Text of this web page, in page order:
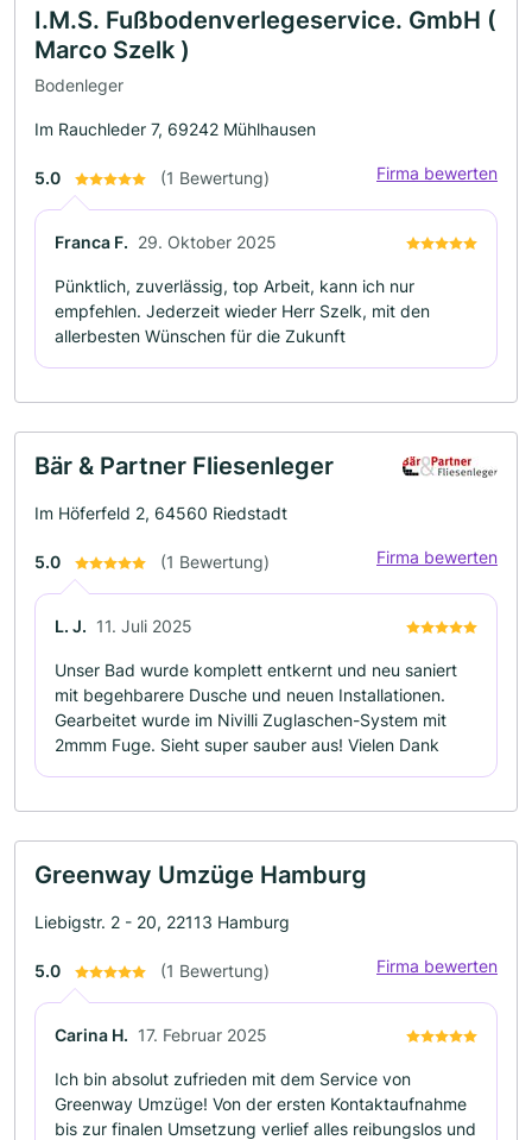
I.M.S. Fußbodenverlegeservice. GmbH (
Marco Szelk )
Bodenleger
Im Rauchleder 7, 69242 Mühlhausen
5.0 (1 Bewertung) Firma bewerten
Franca F. 29. Oktober 2025
Pünktlich, zuverlässig, top Arbeit, kann ich nur
empfehlen. Jederzeit wieder Herr Szelk, mit den
allerbesten Wünschen für die Zukunft
Bär & Partner Fliesenleger
Im Höferfeld 2, 64560 Riedstadt
5.0 (1 Bewertung) Firma bewerten
L. J. 11. Juli 2025
Unser Bad wurde komplett entkernt und neu saniert
mit begehbarere Dusche und neuen Installationen.
Gearbeitet wurde im Nivilli Zuglaschen-System mit
2mmm Fuge. Sieht super sauber aus! Vielen Dank
Greenway Umzüge Hamburg
Liebigstr. 2 - 20, 22113 Hamburg
5.0 (1 Bewertung) Firma bewerten
Carina H. 17. Februar 2025
Ich bin absolut zufrieden mit dem Service von
Greenway Umzüge! Von der ersten Kontaktaufnahme
bis zur finalen Umsetzung verlief alles reibungslos und